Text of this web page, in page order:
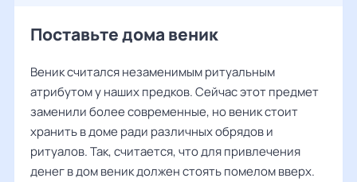
Поставьте дома веник
Веник считался незаменимым ритуальным
атрибутом у наших предков. Сейчас этот предмет
заменили более современные, но веник стоит
хранить в доме ради различных обрядов и
ритуалов. Так, считается, что для привлечения
денег в дом веник должен стоять помелом вверх.